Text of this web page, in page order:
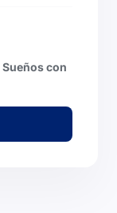
Sueños con